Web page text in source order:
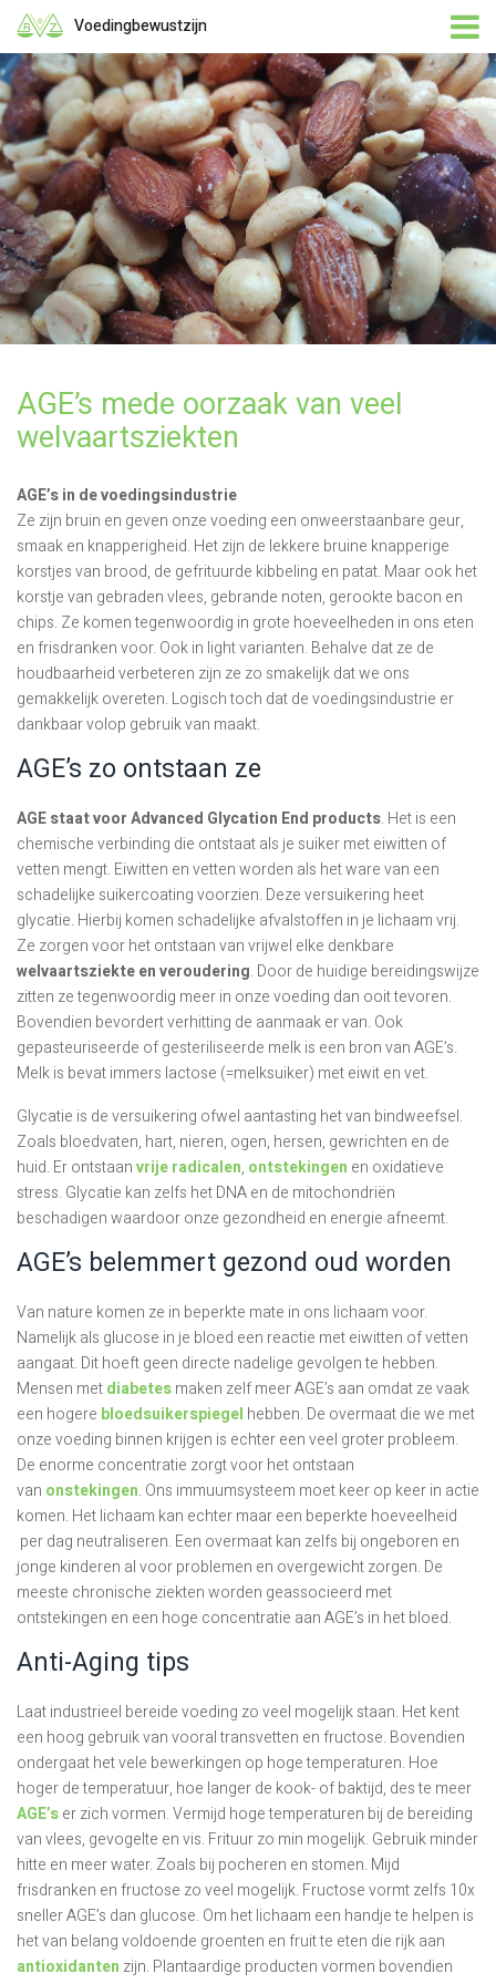
Voedingbewustzijn
AGE’s mede oorzaak van veel
welvaartsziekten
AGE’s in de voedingsindustrie
Ze zijn bruin en geven onze voeding een onweerstaanbare geur,
smaak en knapperigheid. Het zijn de lekkere bruine knapperige
korstjes van brood, de gefrituurde kibbeling en patat. Maar ook het
korstje van gebraden vlees, gebrande noten, gerookte bacon en
chips. Ze komen tegenwoordig in grote hoeveelheden in ons eten
en frisdranken voor. Ook in light varianten. Behalve dat ze de
houdbaarheid verbeteren zijn ze zo smakelijk dat we ons
gemakkelijk overeten. Logisch toch dat de voedingsindustrie er
dankbaar volop gebruik van maakt.
AGE’s zo ontstaan ze
AGE staat voor Advanced Glycation End products. Het is een
chemische verbinding die ontstaat als je suiker met eiwitten of
vetten mengt. Eiwitten en vetten worden als het ware van een
schadelijke suikercoating voorzien. Deze versuikering heet
glycatie. Hierbij komen schadelijke afvalstoffen in je lichaam vrij.
Ze zorgen voor het ontstaan van vrijwel elke denkbare
welvaartsziekte en veroudering. Door de huidige bereidingswijze
zitten ze tegenwoordig meer in onze voeding dan ooit tevoren.
Bovendien bevordert verhitting de aanmaak er van. Ook
gepasteuriseerde of gesteriliseerde melk is een bron van AGE’s.
Melk is bevat immers lactose (=melksuiker) met eiwit en vet.
Glycatie is de versuikering ofwel aantasting het van bindweefsel.
Zoals bloedvaten, hart, nieren, ogen, hersen, gewrichten en de
huid. Er ontstaanvrije radicalen, ontstekingen en oxidatieve
stress. Glycatie kan zelfs het DNA en de mitochondriën
beschadigen waardoor onze gezondheid en energie afneemt.
AGE’s belemmert gezond oud worden
Van nature komen ze in beperkte mate in ons lichaam voor.
Namelijk als glucose in je bloed een reactie met eiwitten of vetten
aangaat. Dit hoeft geen directe nadelige gevolgen te hebben.
Mensen metdiabetesmaken zelf meer AGE’s aan omdat ze vaak
een hogere bloedsuikerspiegel hebben. De overmaat die we met
onze voeding binnen krijgen is echter een veel groter probleem.
De enorme concentratie zorgt voor het ontstaan
van onstekingen. Ons immuumsysteem moet keer op keer in actie
komen. Het lichaam kan echter maar een beperkte hoeveelheid
per dag neutraliseren. Een overmaat kan zelfs bij ongeboren en
jonge kinderen al voor problemen en overgewicht zorgen. De
meeste chronische ziekten worden geassocieerd met
ontstekingen en een hoge concentratie aan AGE’s in het bloed.
Anti-Aging tips
Laat industrieel bereide voeding zo veel mogelijk staan. Het kent
een hoog gebruik van vooral transvetten en fructose. Bovendien
ondergaat het vele bewerkingen op hoge temperaturen. Hoe
hoger de temperatuur, hoe langer de kook- of baktijd, des te meer
AGE’ser zich vormen. Vermijd hoge temperaturen bij de bereiding
van vlees, gevogelte en vis. Frituur zo min mogelijk. Gebruik minder
hitte en meer water. Zoals bij pocheren en stomen. Mijd
frisdranken en fructose zo veel mogelijk. Fructose vormt zelfs 10x
sneller AGE’s dan glucose. Om het lichaam een handje te helpen is
het van belang voldoende groenten en fruit te eten die rijk aan
antioxidanten zijn. Plantaardige producten vormen bovendien